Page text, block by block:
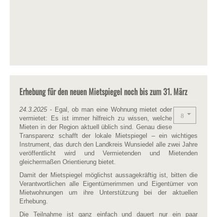
Erhebung für den neuen Mietspiegel noch bis zum 31. März
24.3.2025 - Egal, ob man eine Wohnung mietet oder
vermietet: Es ist immer hilfreich zu wissen, welche
Mieten in der Region aktuell üblich sind. Genau diese
Transparenz schafft der lokale Mietspiegel – ein wichtiges
Instrument, das durch den Landkreis Wunsiedel alle zwei Jahre
veröffentlicht wird und Vermietenden und Mietenden
gleichermaßen Orientierung bietet.
Damit der Mietspiegel möglichst aussagekräftig ist, bitten die
Verantwortlichen alle Eigentümerimmen und Eigentümer von
Mietwohnungen um ihre Unterstützung bei der aktuellen
Erhebung.
Die Teilnahme ist ganz einfach und dauert nur ein paar